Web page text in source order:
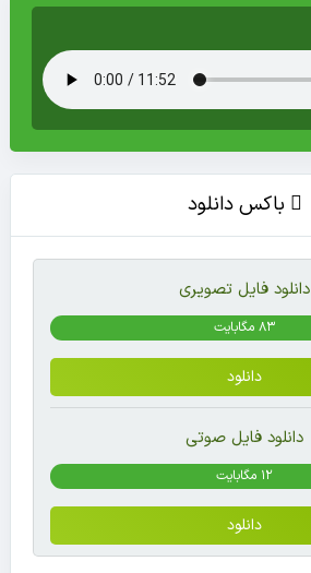
باکس دانلود
دانلود فایل تصویری
83 مگابایت
دانلود
دانلود فایل صوتی
12 مگابایت
دانلود